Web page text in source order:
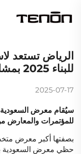
الرياض تستعد
للبناء 2025 بمشاركة قياسية عالمية
2025-07-17
للمؤتمرات والمعارض من 3 إلى 6 نوفمبر
بصفتها أكبر معرض